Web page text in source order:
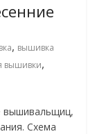
, вышивка
вышивки,
вышивальщиц,
Схема